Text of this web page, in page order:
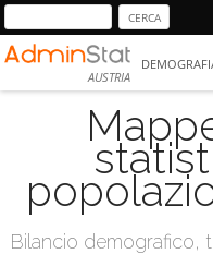
AUSTRIA
Bilancio demografico,